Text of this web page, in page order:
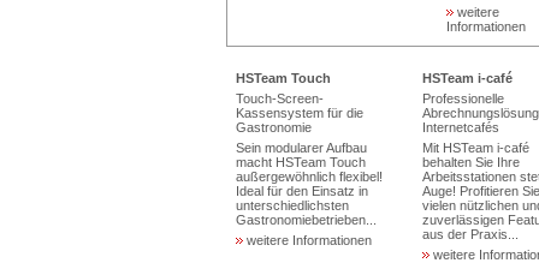
weitere
Informationen
HSTeam Touch
Touch-Screen-
Kassensystem für die
Gastronomie
Sein modularer Aufbau
macht HSTeam Touch
außergewöhnlich flexibel!
Ideal für den Einsatz in
unterschiedlichsten
Gastronomiebetrieben...
weitere Informationen
HSTeam i-café
Professionelle
Internetcafés
Mit HSTeam i-café
behalten Sie Ihre
Arbeitsstationen
Auge! Profitieren
vielen nützlichen
zuverlässigen
aus der Praxis...
weitere